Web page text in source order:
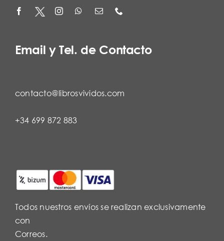
Email y Tel. de Contacto
contacto@librosvividos.com
+34 699 872 883
Todos nuestros envíos se realizan exclusivamente
con
Correos.